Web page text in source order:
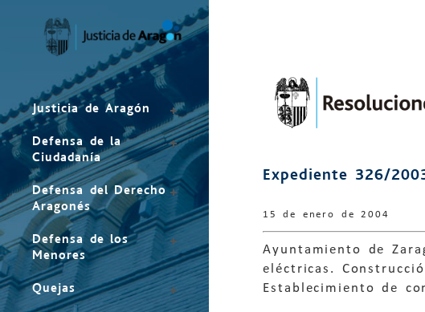
Justicia de Aragón
Defensa de la
Ciudadanía
Defensa del Derecho
Aragonés
Defensa de los
Menores
Quejas
Expediente 326/
15 de enero de 2004
Ayuntamiento de
eléctricas.
Establecimiento de